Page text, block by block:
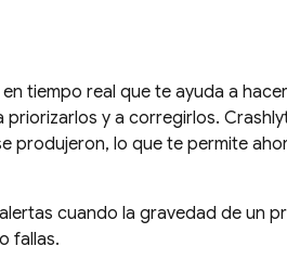
tiempo real que te ayuda a
priorizarlos y a corregirlos.
produjeron, lo que te permite
cuando la gravedad de un
fallas.